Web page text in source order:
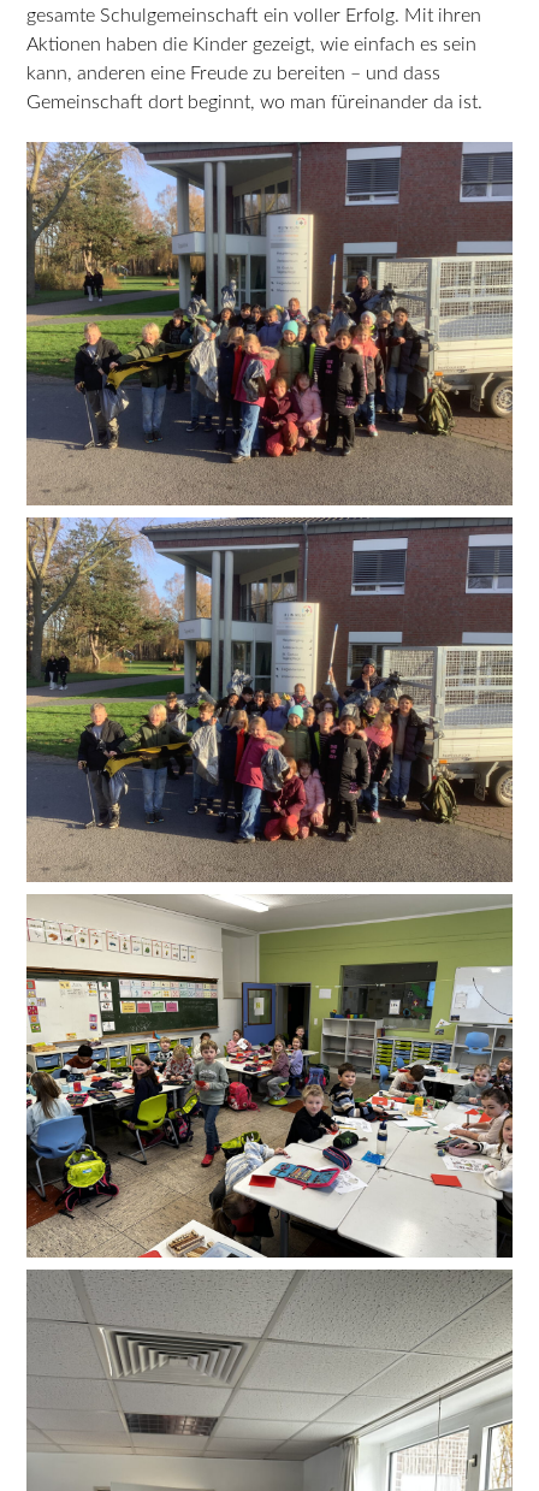
gesamte Schulgemeinschaft ein voller Erfolg. Mit ihren
Aktionen haben die Kinder gezeigt, wie einfach es sein
kann, anderen eine Freude zu bereiten – und dass
Gemeinschaft dort beginnt, wo man füreinander da ist.